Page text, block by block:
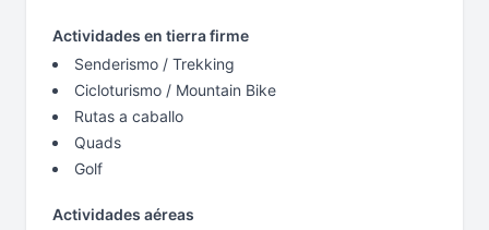
Actividades en tierra firme
Senderismo / Trekking
Cicloturismo / Mountain Bike
Rutas a caballo
Quads
Golf
Actividades aéreas